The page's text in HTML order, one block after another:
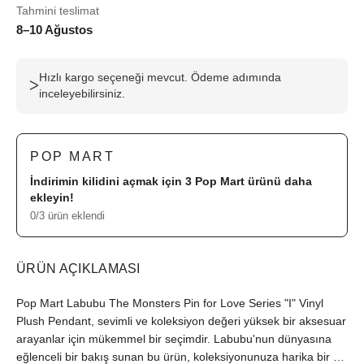
Tahmini teslimat
8–10 Ağustos
ᐳ
Hızlı kargo seçeneği mevcut. Ödeme adımında
inceleyebilirsiniz.
POP MART
İndirimin kilidini açmak için 3 Pop Mart ürünü daha
ekleyin!
0/3 ürün eklendi
ÜRÜN AÇIKLAMASI
Pop Mart Labubu The Monsters Pin for Love Series "I" Vinyl
Plush Pendant, sevimli ve koleksiyon değeri yüksek bir aksesuar
arayanlar için mükemmel bir seçimdir. Labubu'nun dünyasına
eğlenceli bir bakış sunan bu ürün, koleksiyonunuza harika bir ek